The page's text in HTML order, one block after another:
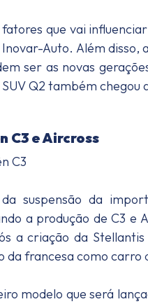
que vai
Inovar-Auto. Além
ser as novas
SUV Q2 também
C3 e Aircross
da suspensão da
a produção de C3 e
a criação da
da francesa como carro
modelo que será